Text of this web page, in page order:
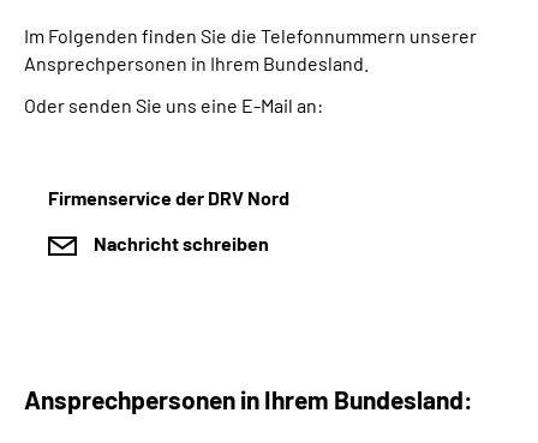
Im Folgenden finden Sie die Telefonnummern unserer
Ansprechpersonen in Ihrem Bundesland.
Oder senden Sie uns eine E-Mail an:
Firmenservice der DRV Nord
Nachricht schreiben
Ansprechpersonen in Ihrem Bundesland: